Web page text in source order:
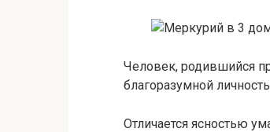
Человек, родившийся
благоразумной
Отличается ясностью